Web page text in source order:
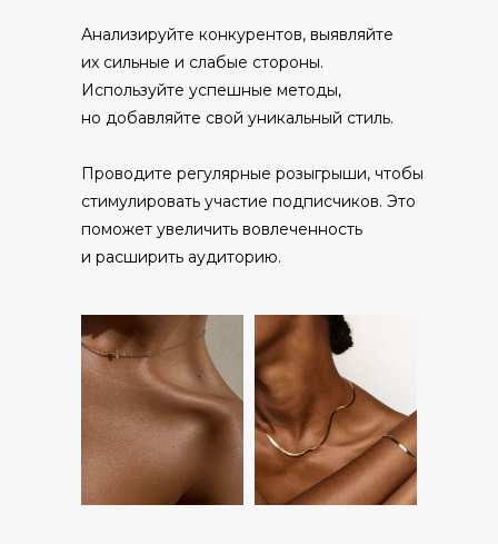
Анализируйте конкурентов, выявляйте
их сильные и слабые стороны.
Используйте успешные методы,
но добавляйте свой уникальный стиль.
Проводите регулярные розыгрыши, чтобы
стимулировать участие подписчиков. Это
поможет увеличить вовлеченность
и расширить аудиторию.